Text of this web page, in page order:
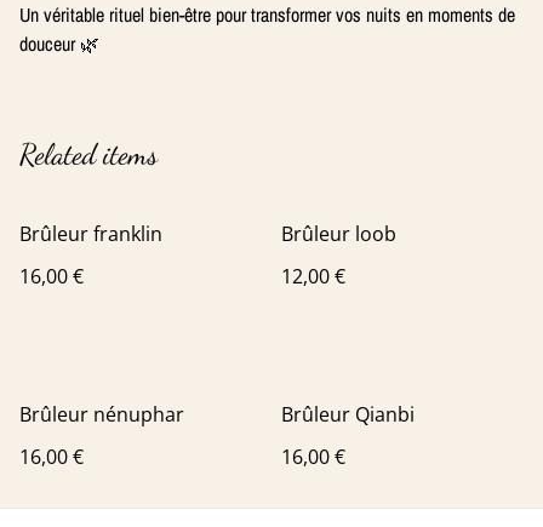
Un véritable rituel bien-être pour transformer vos nuits en moments de
douceur 🌿
Related items
Brûleur franklin
16,00 €
Brûleur loob
12,00 €
Brûleur nénuphar
16,00 €
Brûleur Qianbi
16,00 €